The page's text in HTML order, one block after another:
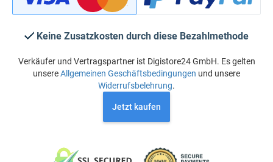
Keine Zusatzkosten durch diese Bezahlmethode
Verkäufer und Vertragspartner ist Digistore24 GmbH. Es gelten
unsereAllgemeinen Geschäftsbedingungen und unsere
Widerrufsbelehrung.
Jetzt kaufen